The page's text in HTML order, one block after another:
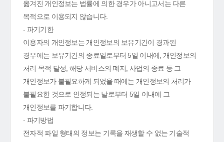
옮겨진 개인정보는 법률에 의한 경우가 아니고서는 다른
목적으로 이용되지 않습니다.
- 파기기한
이용자의 개인정보는 개인정보의 보유기간이 경과된
경우에는 보유기간의 종료일로부터 5일 이내에, 개인정보의
처리 목적 달성, 해당 서비스의 폐지, 사업의 종료 등 그
개인정보가 불필요하게 되었을 때에는 개인정보의 처리가
불필요한 것으로 인정되는 날로부터 5일 이내에 그
개인정보를 파기합니다.
- 파기방법
전자적 파일 형태의 정보는 기록을 재생할 수 없는 기술적